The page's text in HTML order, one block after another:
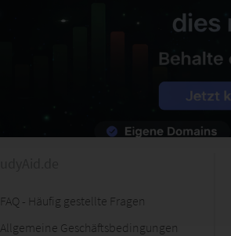
FAQ - Häufig gestellte Fragen
Allgemeine Geschäftsbedingungen